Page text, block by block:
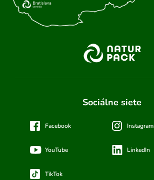
Sociálne siete
Facebook Instagram
YouTube LinkedIn
TikTok